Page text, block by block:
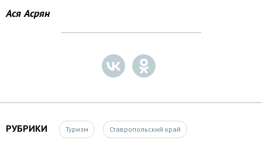
Ася Асрян
РУБРИКИ Туризм Ставропольский край